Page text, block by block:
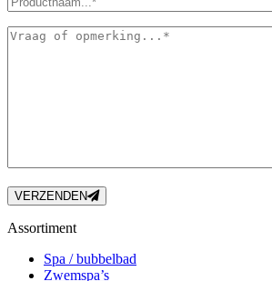
VERZENDEN
Assortiment
Spa / bubbelbad
Zwemspa’s